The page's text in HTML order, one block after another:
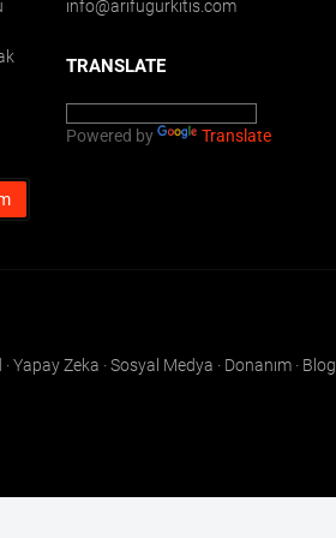
info@arifugurkitis.com
TRANSLATE
Powered by Translate
Yapay Zeka · Sosyal Medya · Donanım · Blog